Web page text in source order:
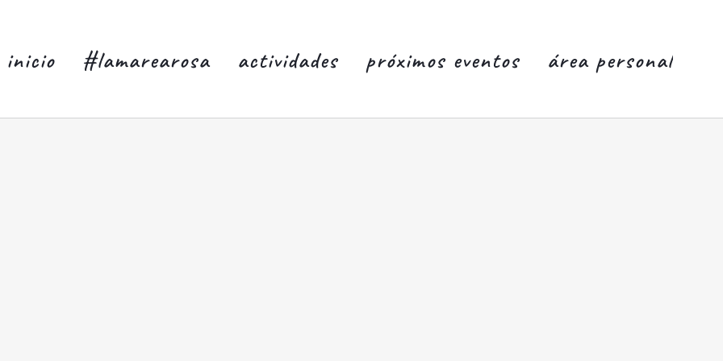
inicio #lamarearosa actividades próximos eventos área personal